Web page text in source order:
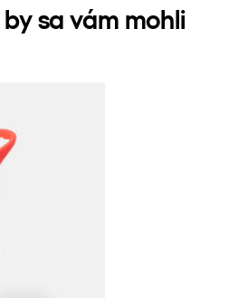
sa vám mohli